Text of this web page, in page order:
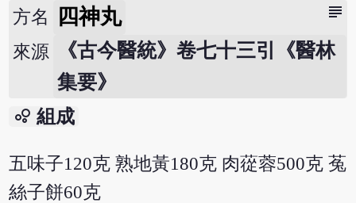
subject
方名 四神丸
來源
《古今醫統》卷七十三引《醫林
集要》
bubble_chart 組成
五味子120克 熟地黃180克 肉蓯蓉500克 菟
絲子餅60克